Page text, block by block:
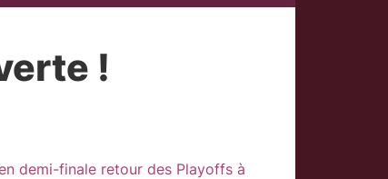
!
demi-finale retour des Playoffs à